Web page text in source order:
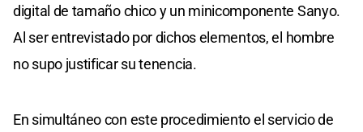
digital de tamaño chico y un minicomponente Sanyo.
Al ser entrevistado por dichos elementos, el hombre
no supo justificar su tenencia.
En simultáneo con este procedimiento el servicio de